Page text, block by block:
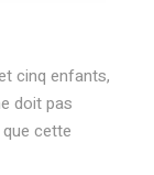
cinq enfants,
doit pas
que cette